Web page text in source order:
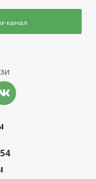
канал